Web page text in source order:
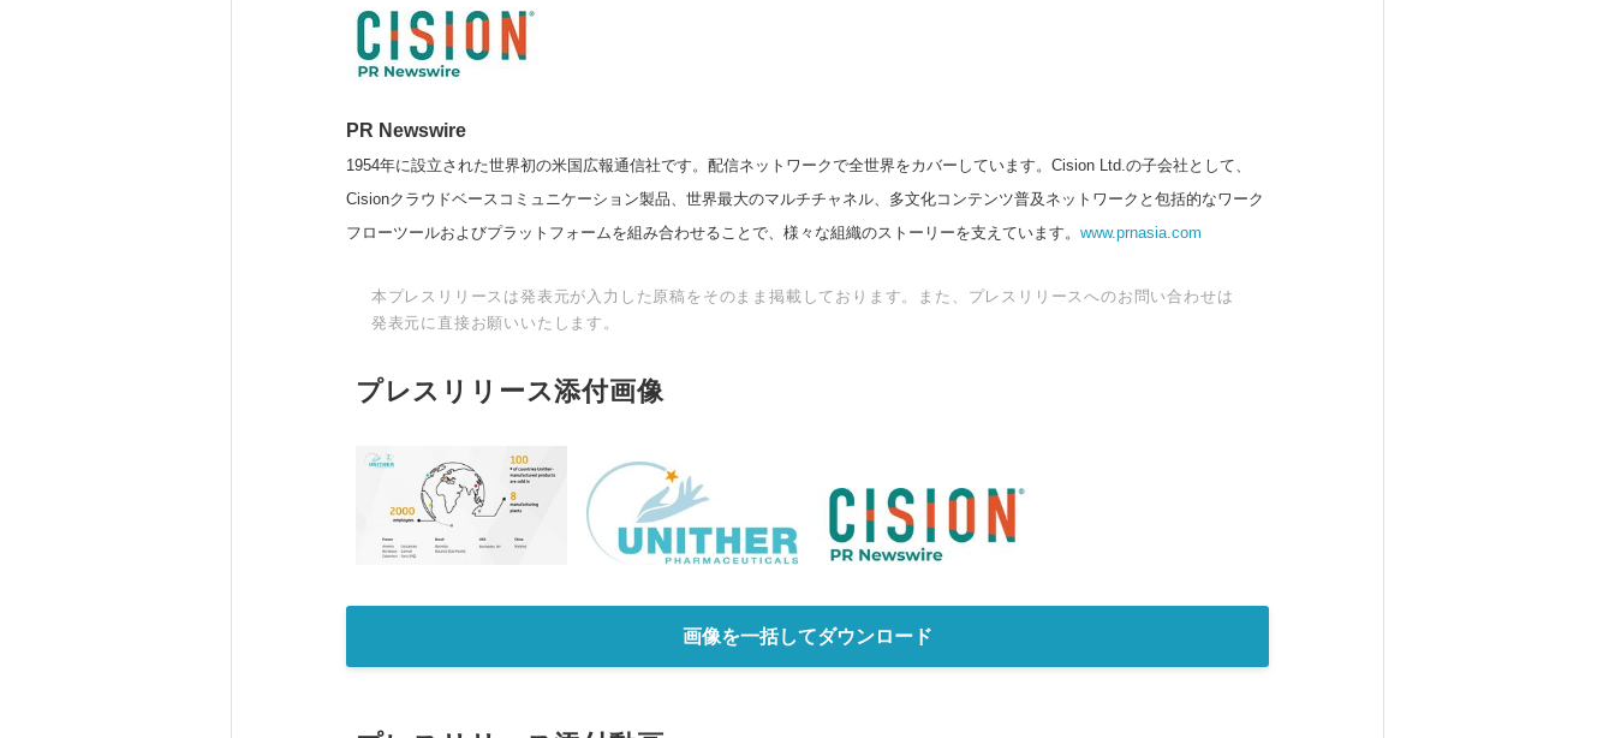
PR Newswire
1954年に設立された世界初の米国広報通信社です。配信ネットワークで全世界をカバーしています。Cision Ltd.の子会社として、
Cisionクラウドベースコミュニケーション製品、世界最大のマルチチャネル、多文化コンテンツ普及ネットワークと包括的なワーク
フローツールおよびプラットフォームを組み合わせることで、様々な組織のストーリーを支えています。 www.prnasia.com
本プレスリリースは発表元が入力した原稿をそのまま掲載しております。また、プレスリリースへのお問い合わせは
発表元に直接お願いいたします。
プレスリリース添付画像
画像を一括してダウンロード